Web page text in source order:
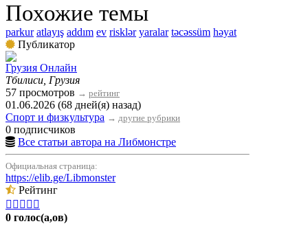
Похожие темы
parkur atlayış addım ev risklər yaralar təcəssüm həyat
Публикатор
Грузия Онлайн
Тбилиси, Грузия
57 просмотров → рейтинг
01.06.2026 (68 дней(я) назад)
Спорт и физкультура → другие рубрики
0 подписчиков
Все статьи автора на Либмонстре
Официальная страница:
https://elib.ge/Libmonster
Рейтинг
    
0 голос(а,ов)